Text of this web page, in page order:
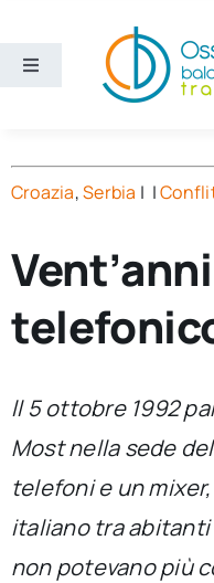
contenuto
Toggle
Temi
Ricerca e divulgazione
Sezioni
Chi siamo
Cerca
Newsletter
Croazia,Serbia | |
ll 5 ottobre 1992
Mostnella sede
telefoni e un
italiano tra abitanti
non potevano più